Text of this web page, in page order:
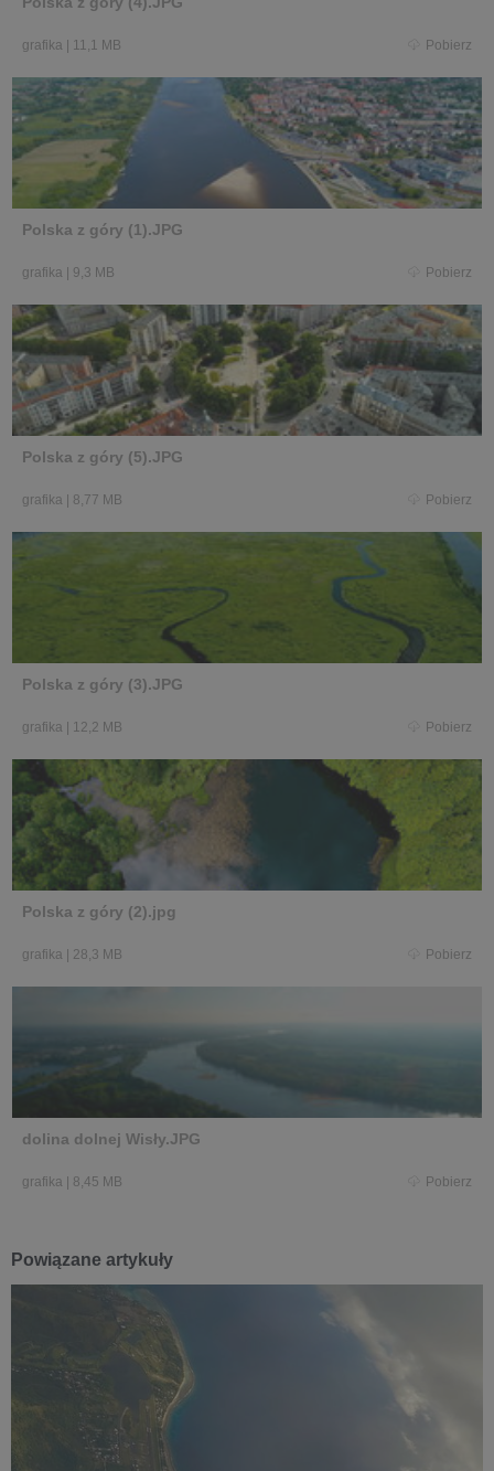
grafika 11,1 MB Pobierz
Polska z góry (1).JPG
grafika 9,3 MB Pobierz
Polska z góry (5).JPG
grafika 8,77 MB Pobierz
Polska z góry (3).JPG
grafika 12,2 MB Pobierz
Polska z góry (2).jpg
grafika 28,3 MB Pobierz
dolina dolnej Wisły.JPG
grafika 8,45 MB Pobierz
Powiązane artykuły